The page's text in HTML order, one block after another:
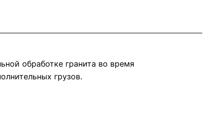
обработке гранита во время
грузов.